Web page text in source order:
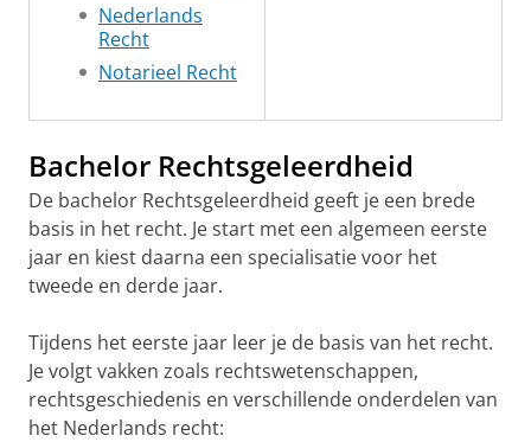
Nederlands
Recht
Notarieel Recht
Bachelor Rechtsgeleerdheid
De bachelor Rechtsgeleerdheid geeft je een brede
basis in het recht. Je start met een algemeen eerste
jaar en kiest daarna een specialisatie voor het
tweede en derde jaar.
Tijdens het eerste jaar leer je de basis van het recht.
Je volgt vakken zoals rechtswetenschappen,
rechtsgeschiedenis en verschillende onderdelen van
het Nederlands recht: